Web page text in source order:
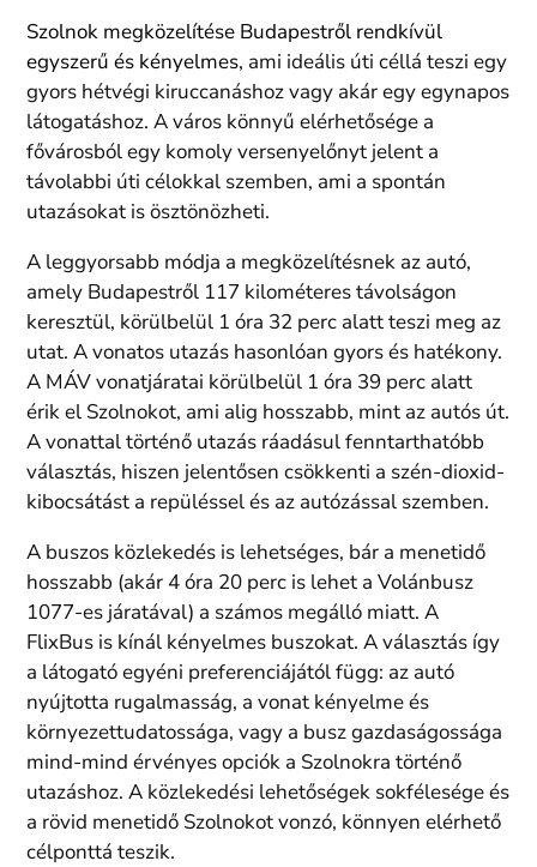
Szolnok megközelítése Budapestről rendkívül
egyszerű és kényelmes, ami ideális úti céllá teszi egy
gyors hétvégi kiruccanáshoz vagy akár egy egynapos
látogatáshoz. A város könnyű elérhetősége a
fővárosból egy komoly versenyelőnyt jelent a
távolabbi úti célokkal szemben, ami a spontán
utazásokat is ösztönözheti.
A leggyorsabb módja a megközelítésnek az autó,
amely Budapestről 117 kilométeres távolságon
keresztül, körülbelül 1 óra 32 perc alatt teszi meg az
utat. A vonatos utazás hasonlóan gyors és hatékony.
A MÁV vonatjáratai körülbelül 1 óra 39 perc alatt
érik el Szolnokot, ami alig hosszabb, mint az autós út.
A vonattal történő utazás ráadásul fenntarthatóbb
választás, hiszen jelentősen csökkenti a szén-dioxid-
kibocsátást a repüléssel és az autózással szemben.
A buszos közlekedés is lehetséges, bár a menetidő
hosszabb (akár 4 óra 20 perc is lehet a Volánbusz
1077-es járatával) a számos megálló miatt. A
FlixBus is kínál kényelmes buszokat. A választás így
a látogató egyéni preferenciájától függ: az autó
nyújtotta rugalmasság, a vonat kényelme és
környezettudatossága, vagy a busz gazdaságossága
mind-mind érvényes opciók a Szolnokra történő
utazáshoz. A közlekedési lehetőségek sokfélesége és
a rövid menetidő Szolnokot vonzó, könnyen elérhető
célponttá teszik.